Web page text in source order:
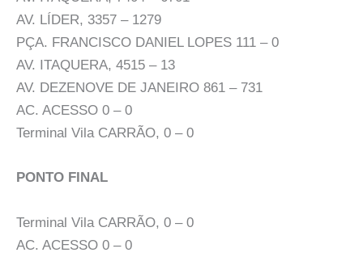
AV. LÍDER, 3357 – 1279
PÇA. FRANCISCO DANIEL LOPES 111 – 0
AV. ITAQUERA, 4515 – 13
AV. DEZENOVE DE JANEIRO 861 – 731
AC. ACESSO 0 – 0
Terminal Vila CARRÃO, 0 – 0
PONTO FINAL
Terminal Vila CARRÃO, 0 – 0
AC. ACESSO 0 – 0